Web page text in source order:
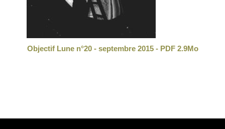
Objectif Lune n°20 - septembre 2015 - PDF 2.9Mo